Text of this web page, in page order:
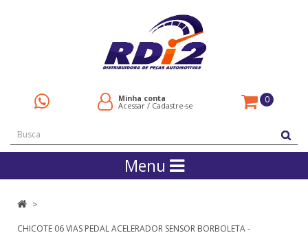
Minha conta
Acessar / Cadastre-se
0
Menu
CHICOTE 06 VIAS PEDAL ACELERADOR SENSOR BORBOLETA -